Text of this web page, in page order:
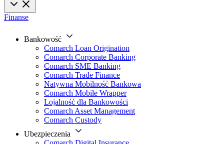
Finanse
Bankowość
Comarch Loan Origination
Comarch Corporate Banking
Comarch SME Banking
Comarch Trade Finance
Natywna Mobilność Bankowa
Comarch Mobile Wrapper
Lojalność dla Bankowości
Comarch Asset Management
Comarch Custody
Ubezpieczenia